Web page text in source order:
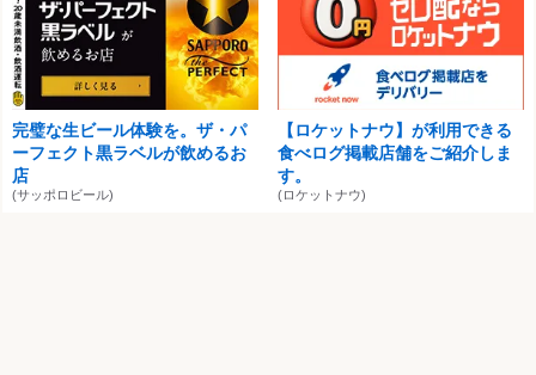
完璧な生ビール体験を。ザ・パ
ーフェクト黒ラベルが飲めるお
店
(サッポロビール)
【ロケットナウ】が利用できる
食べログ掲載店舗をご紹介しま
す。
(ロケットナウ)